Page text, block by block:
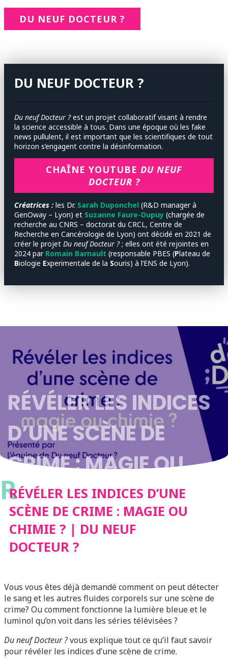
DU NEUF DOCTEUR ?
DU NEUF DOCTEUR ?
Du neuf Docteur ?est un projet collaboratif visant à rendre
la science accessible à tous. Dans une époque où les fake
news pullulent, il est important que les scientifiques de tout
horizon s’engagent contre la désinformation.
CHAÎNE YOUTUBE DU NEUF
DOCTEUR ?
Créatrices : les Dr. Sarah Duponchel (R&D manager à
GenOway – Lyon) et Suzanne Faure-Dupuy (chargée de
recherche au CNRS – doctorat du CRCL, Centre de
Recherche en Cancérologie de Lyon) ont décidé en 2021 de
créer le projet Du neuf Docteur ?; elles ont été rejointes en
2024 parRomain Barnault (responsable PBES (Plateau de
Biologie Experimentale de la Souris) à l’ENS de Lyon).
RÉVÉLER LES INDICES
D’UNE SCÈNE DE
CRIME : MAGIE OU
CHIMIE ? | DU NEUF
DOCTEUR ?
RRÉVÉLER LES INDICES D’UNE
SCÈNE DE CRIME : MAGIE OU
CHIMIE ? | DU NEUF
DOCTEUR ?
Vous vous êtes déjà demandé comment on peut détecter
le sang et les autres fluides corporels sur une scène de
crime? Ou comment fonctionne la lumière bleue et le
luminol qu’on voit dans les séries télévisées ?
Du neuf Docteur ?vous explique tout ce qu’il faut savoir
pour révéler les indices d’une scène de crime.